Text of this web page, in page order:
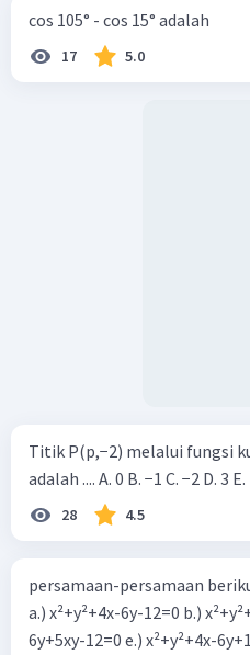
interval sebelum
ketidaksetaraan ini
yaitu x < -5 dan x > -5.
cos 105° - cos 15° adalah
17 5.0
Titik P(p,−2) melalui fungsi
adalah .... A. 0 B. −1 C. −2 D. 3 E.
28 4.5
persamaan-persamaan
a.) x²+y²+4x-6y-12=0 b.)
6y+5xy-12=0 e.) x²+y²+4x-